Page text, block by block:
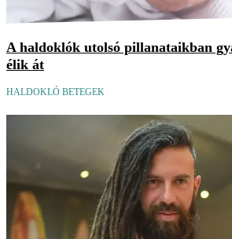
A haldoklók utolsó pillanataikban
élik át
HALDOKLÓ BETEGEK